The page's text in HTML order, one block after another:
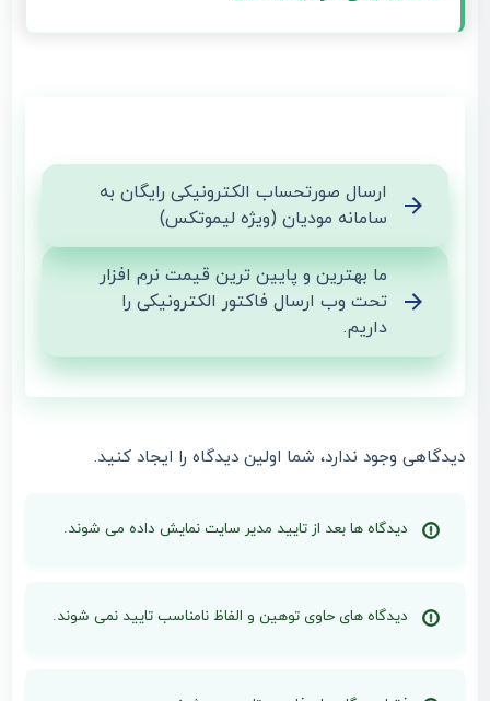
ارسال صورتحساب الکترونیکی رایگان به
سامانه مودیان (ویژه لیموتکس)
ما بهترین و پایین ترین قیمت نرم افزار
تحت وب ارسال فاکتور الکترونیکی را
داریم.
دیدگاهی وجود ندارد، شما اولین دیدگاه را ایجاد کنید.
دیدگاه ها بعد از تایید مدیر سایت نمایش داده می شوند.
دیدگاه های حاوی توهین و الفاظ نامناسب تایید نمی شوند.